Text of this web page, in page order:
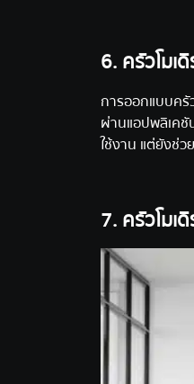
6. ครัวโมเ
การออกแบบครั
ผ่านแอปพลิเคชั
ใช้งาน แต่ยังช่
7. ครัวโมเ